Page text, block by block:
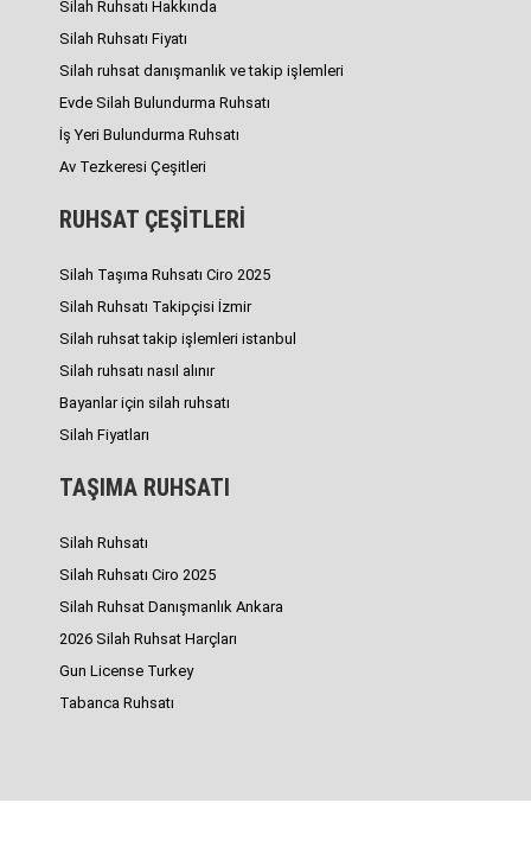
Silah Ruhsatı Hakkında
Silah Ruhsatı Fiyatı
Silah ruhsat danışmanlık ve takip işlemleri
Evde Silah Bulundurma Ruhsatı
İş Yeri Bulundurma Ruhsatı
Av Tezkeresi Çeşitleri
RUHSAT ÇEŞİTLERİ
Silah Taşıma Ruhsatı Ciro 2025
Silah Ruhsatı Takipçisi İzmir
Silah ruhsat takip işlemleri istanbul
Silah ruhsatı nasıl alınır
Bayanlar için silah ruhsatı
Silah Fiyatları
TAŞIMA RUHSATI
Silah Ruhsatı
Silah Ruhsatı Ciro 2025
Silah Ruhsat Danışmanlık Ankara
2026 Silah Ruhsat Harçları
Gun License Turkey
Tabanca Ruhsatı